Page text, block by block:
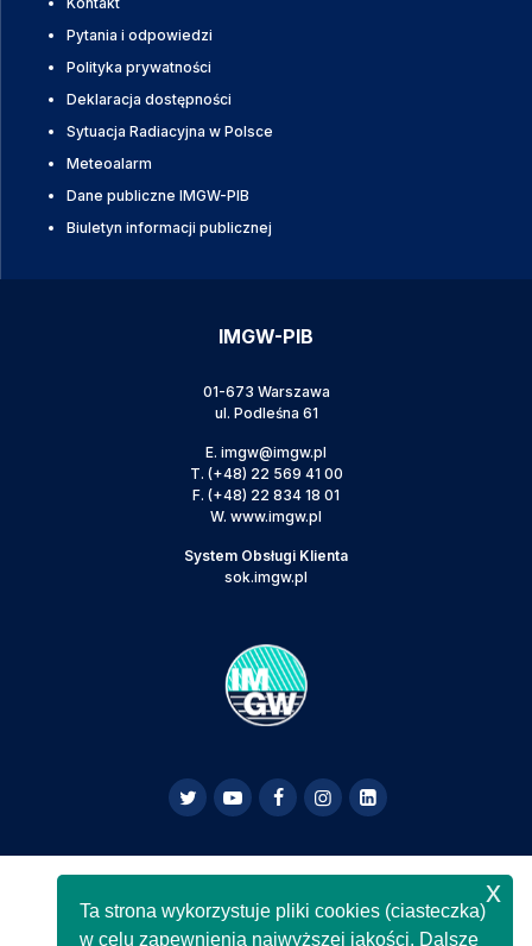
Pytania i odpowiedzi
Polityka prywatności
Deklaracja dostępności
Sytuacja Radiacyjna w Polsce
Meteoalarm
Dane publiczne IMGW-PIB
Biuletyn informacji publicznej
IMGW-PIB
01-673 Warszawa
ul. Podleśna 61
E. imgw@imgw.pl
T. (+48) 22 569 41 00
F. (+48) 22 834 18 01
W. www.imgw.pl
System Obsługi Klienta
sok.imgw.pl
PIB,
Copyright IMGW-PIB Wszelkie prawa zastrzeżone
Ta strona wykorzystuje pliki cookies (ciasteczka)
w celu zapewnienia najwyższej jakości. Dalsze
x